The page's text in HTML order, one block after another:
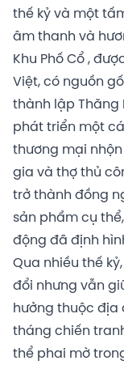
thế kỷ và một
âm thanh và
Khu Phố Cổ ,
Việt, có nguồn
thành lập Thăng
phát triển một
thương mại
gia và thợ thủ
trở thành đồng
sản phẩm cụ
động đã định
Qua nhiều thế
đổi nhưng vẫn
hưởng thuộc địa
tháng chiến
thể phai mờ